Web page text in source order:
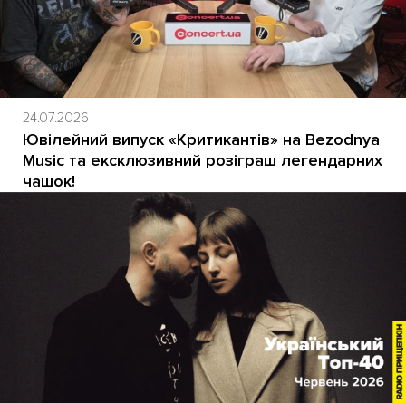
24.07.2026
Ювілейний випуск «Критикантів» на Bezodnya
Music та ексклюзивний розіграш легендарних
чашок!